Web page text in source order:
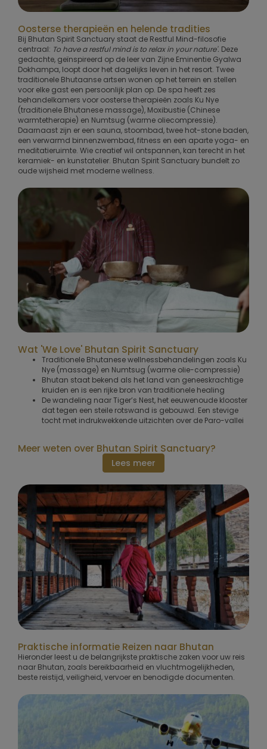
Oosterse therapieën en helende tradities
Bij Bhutan Spirit Sanctuary staat de Restful Mind-filosofie
centraal: To have a restful mind is to relax in your nature'. Deze
gedachte, geïnspireerd op de leer van Zijne Eminentie Gyalwa
Dokhampa, loopt door het dagelijks leven in het resort. Twee
traditionele Bhutaanse artsen wonen op het terrein en stellen
voor elke gast een persoonlijk plan op. De spa heeft zes
behandelkamers voor oosterse therapieën zoals Ku Nye
(traditionele Bhutanese massage), Moxibustie (Chinese
warmte­therapie) en Numtsug (warme oliecompressie).
Daarnaast zijn er een sauna, stoombad, twee hot-stone baden,
een verwarmd binnenzwembad, fitness en een aparte yoga- en
meditatieruimte. Wie creatief wil ontspannen, kan terecht in het
keramiek- en kunstatelier. Bhutan Spirit Sanctuary bundelt zo
oude wijsheid met moderne wellness.
Wat 'We Love' Bhutan Spirit Sanctuary
Traditionele Bhutanese wellnessbehandelingen zoals Ku
Nye (massage) en Numtsug (warme olie-compressie)
Bhutan staat bekend als het land van geneeskrachtige
kruiden en is een rijke bron van traditionele healing
De wandeling naar Tiger’s Nest, het eeuwenoude klooster
dat tegen een steile rotswand is gebouwd. Een stevige
tocht met indrukwekkende uitzichten over de Paro-vallei
Meer weten over Bhutan Spirit Sanctuary?
Lees meer
Praktische informatie Reizen naar Bhutan
Hieronder leest u de belangrijkste praktische zaken voor uw reis
naar Bhutan, zoals bereikbaarheid en vluchtmogelijkheden,
beste reistijd, veiligheid, vervoer en benodigde documenten.